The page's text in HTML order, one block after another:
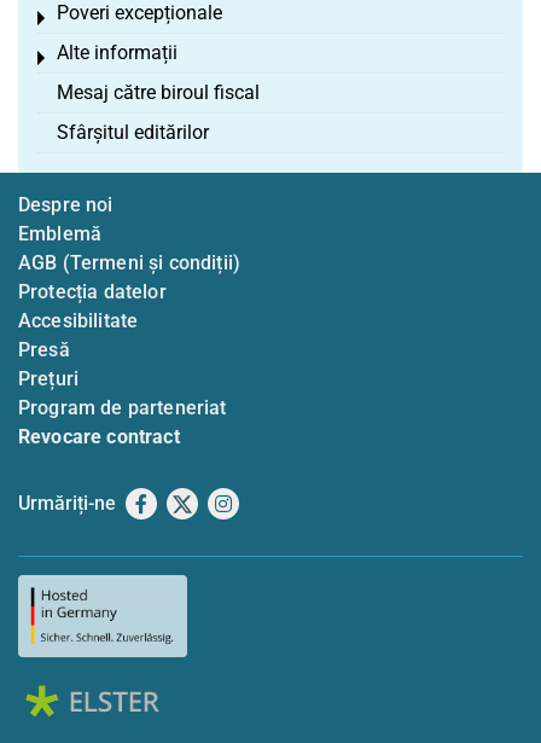
Poveri excepționale
Toggle menu
Alte informații
Toggle menu
Mesaj către biroul fiscal
Sfârșitul editărilor
Despre noi
Emblemă
AGB (Termeni și condiții)
Protecția datelor
Accesibilitate
Presă
Prețuri
Program de parteneriat
Revocare contract
Urmăriți-ne Facebook
X Instagram